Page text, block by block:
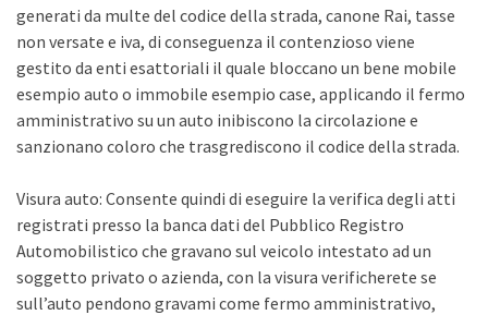
generati da multe del codice della strada, canone Rai, tasse
non versate e iva, di conseguenza il contenzioso viene
gestito da enti esattoriali il quale bloccano un bene mobile
esempio auto o immobile esempio case, applicando il fermo
amministrativo su un auto inibiscono la circolazione e
sanzionano coloro che trasgrediscono il codice della strada.
Visura auto: Consente quindi di eseguire la verifica degli atti
registrati presso la banca dati del Pubblico Registro
Automobilistico che gravano sul veicolo intestato ad un
soggetto privato o azienda, con la visura verificherete se
sull’auto pendono gravami come fermo amministrativo,